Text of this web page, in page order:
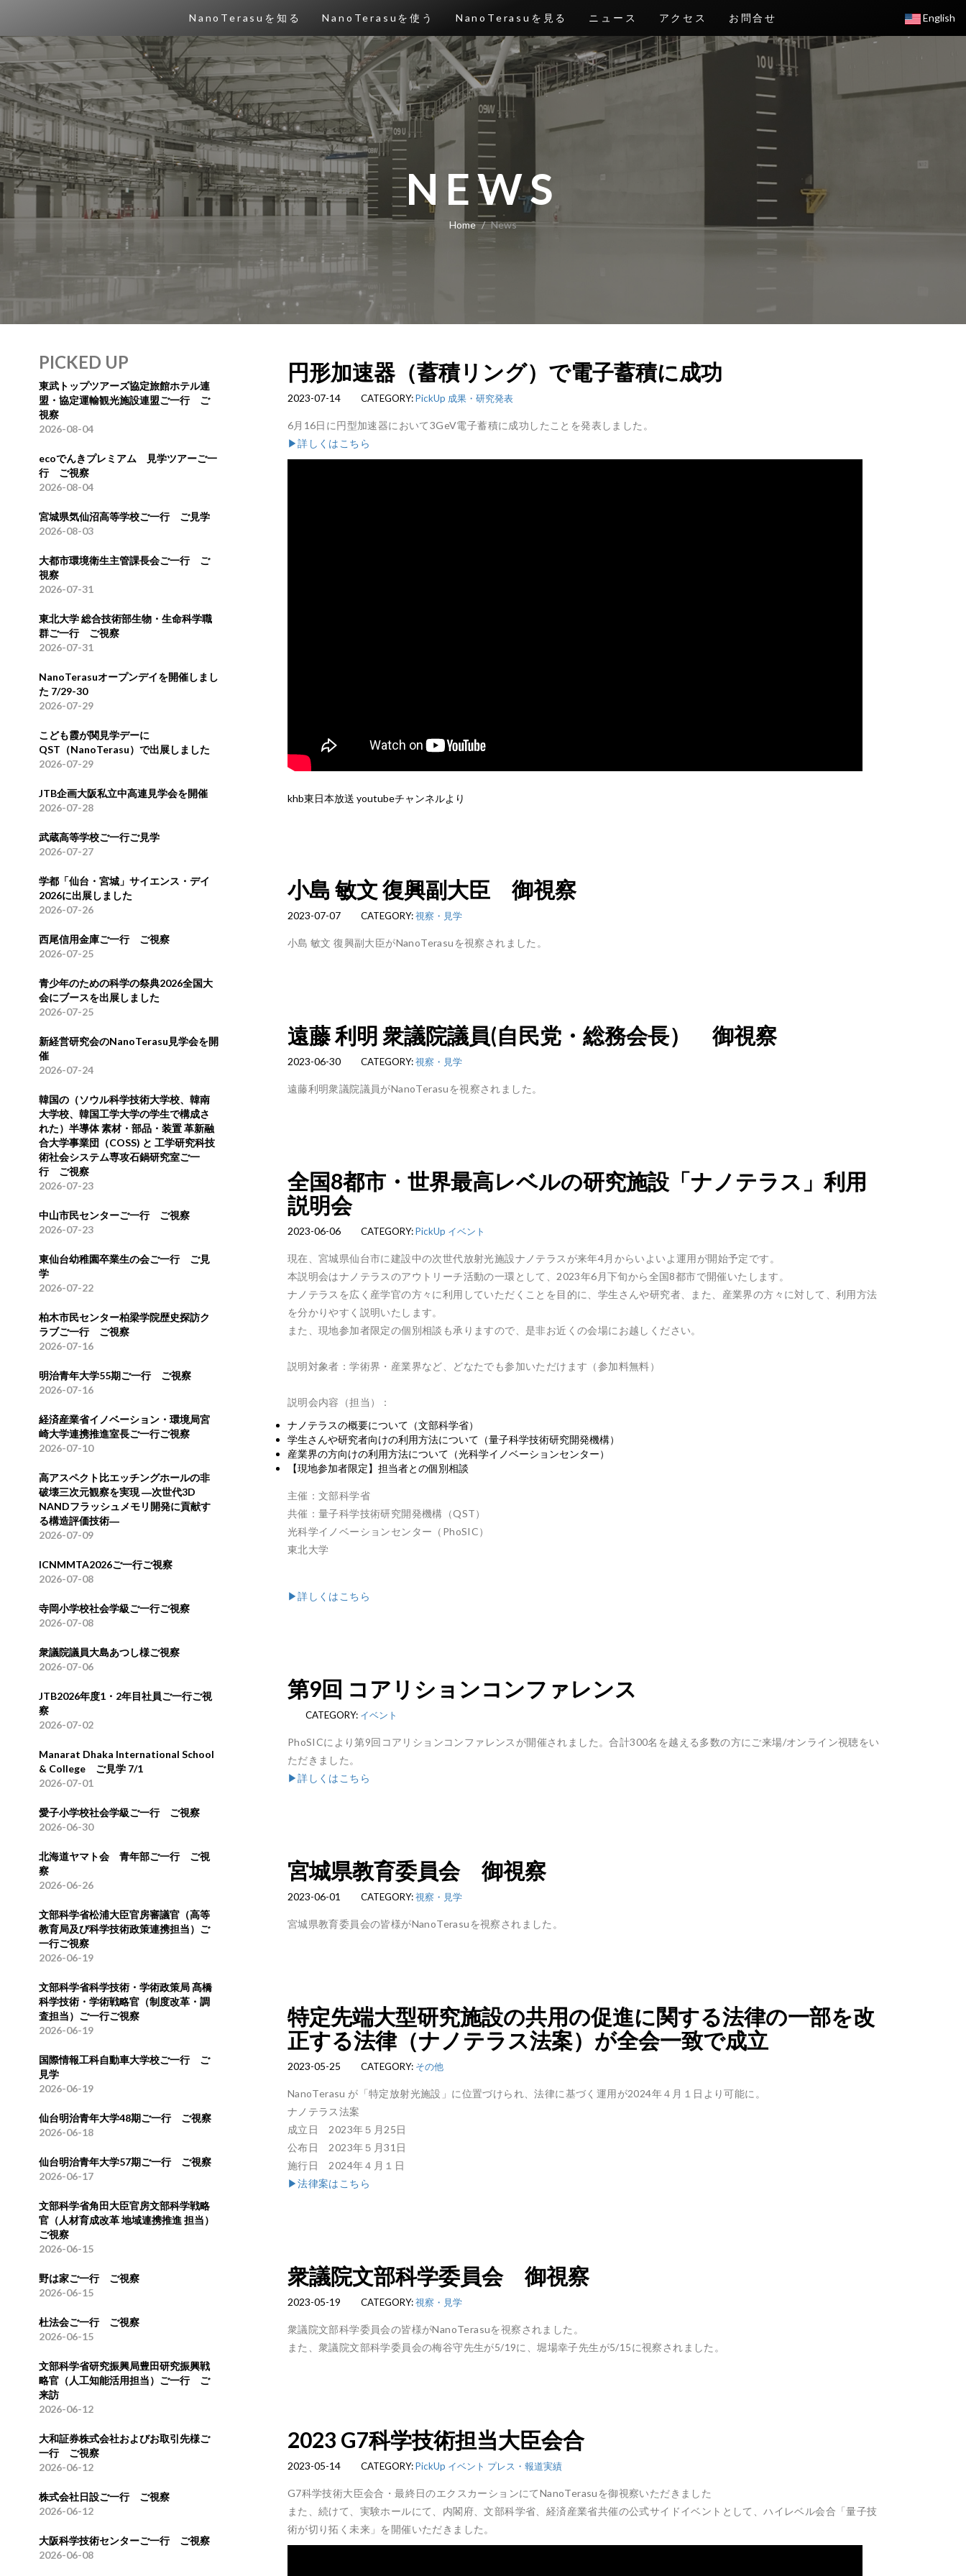
NanoTerasuを知る NanoTerasuを使う NanoTerasuを見る ニュース アクセス お問合せ English
NEWS
Home News
PICKED UP
東武トップツアーズ協定旅館ホテル連
盟・協定運輸観光施設連盟ご一行 ご
視察
2026-08-04
ecoでんきプレミアム 見学ツアーご一
行 ご視察
2026-08-04
宮城県気仙沼高等学校ご一行 ご見学
2026-08-03
大都市環境衛生主管課長会ご一行 ご
視察
2026-07-31
東北大学 総合技術部生物・生命科学職
群ご一行 ご視察
2026-07-31
NanoTerasuオープンデイを開催しまし
た 7/29-30
2026-07-29
こども霞が関見学デーに
QST（NanoTerasu）で出展しました
2026-07-29
JTB企画大阪私立中高連見学会を開催
2026-07-28
武蔵高等学校ご一行ご見学
2026-07-27
学都「仙台・宮城」サイエンス・デイ
2026に出展しました
2026-07-26
西尾信用金庫ご一行 ご視察
2026-07-25
青少年のための科学の祭典2026全国大
会にブースを出展しました
2026-07-25
新経営研究会のNanoTerasu見学会を開
催
2026-07-24
韓国の（ソウル科学技術大学校、韓南
大学校、韓国工学大学の学生で構成さ
れた）半導体 素材・部品・装置 革新融
合大学事業団（COSS) と 工学研究科技
術社会システム専攻石鍋研究室ご一
行 ご視察
2026-07-23
中山市民センターご一行 ご視察
2026-07-23
東仙台幼稚園卒業生の会ご一行 ご見
学
2026-07-22
柏木市民センター柏梁学院歴史探訪ク
ラブご一行 ご視察
2026-07-16
明治青年大学55期ご一行 ご視察
2026-07-16
経済産業省イノベーション・環境局宮
崎大学連携推進室長ご一行ご視察
2026-07-10
高アスペクト比エッチングホールの非
破壊三次元観察を実現 ―次世代3D
NANDフラッシュメモリ開発に貢献す
る構造評価技術―
2026-07-09
ICNMMTA2026ご一行ご視察
2026-07-08
寺岡小学校社会学級ご一行ご視察
2026-07-08
衆議院議員大島あつし様ご視察
2026-07-06
JTB2026年度1・2年目社員ご一行ご視
察
2026-07-02
Manarat Dhaka International School
& College ご見学 7/1
2026-07-01
愛子小学校社会学級ご一行 ご視察
2026-06-30
北海道ヤマト会 青年部ご一行 ご視
察
2026-06-26
文部科学省松浦大臣官房審議官（高等
教育局及び科学技術政策連携担当）ご
一行ご視察
2026-06-19
文部科学省科学技術・学術政策局 髙橋
科学技術・学術戦略官（制度改革・調
査担当）ご一行ご視察
2026-06-19
国際情報工科自動車大学校ご一行 ご
見学
2026-06-19
仙台明治青年大学48期ご一行 ご視察
2026-06-18
仙台明治青年大学57期ご一行 ご視察
2026-06-17
文部科学省角田大臣官房文部科学戦略
官（人材育成改革 地域連携推進 担当）
ご視察
2026-06-15
野は家ご一行 ご視察
2026-06-15
杜法会ご一行 ご視察
2026-06-15
文部科学省研究振興局豊田研究振興戦
略官（人工知能活用担当）ご一行 ご
来訪
2026-06-12
大和証券株式会社およびお取引先様ご
一行 ご視察
2026-06-12
株式会社日設ご一行 ご視察
2026-06-12
大阪科学技術センターご一行 ご視察
2026-06-08
円形加速器（蓄積リング）で電子蓄積に成功
2023-07-14 CATEGORY:PickUp 成果・研究発表
6月16日に円型加速器において3GeV電子蓄積に成功したことを発表しました。
▶詳しくはこちら
khb東日本放送 youtubeチャンネルより
小島 敏文 復興副大臣 御視察
2023-07-07 CATEGORY:視察・見学
小島 敏文 復興副大臣がNanoTerasuを視察されました。
遠藤 利明 衆議院議員(自民党・総務会長） 御視察
2023-06-30 CATEGORY:視察・見学
遠藤利明衆議院議員がNanoTerasuを視察されました。
全国8都市・世界最高レベルの研究施設「ナノテラス」利用
説明会
2023-06-06 CATEGORY:PickUp イベント
現在、宮城県仙台市に建設中の次世代放射光施設ナノテラスが来年4月からいよいよ運用が開始予定です。
本説明会はナノテラスのアウトリーチ活動の一環として、2023年6月下旬から全国8都市で開催いたします。
ナノテラスを広く産学官の方々に利用していただくことを目的に、学生さんや研究者、また、産業界の方々に対して、利用方法
を分かりやすく説明いたします。
また、現地参加者限定の個別相談も承りますので、是非お近くの会場にお越しください。
説明対象者：学術界・産業界など、どなたでも参加いただけます（参加料無料）
説明会内容（担当）：
ナノテラスの概要について（文部科学省）
学生さんや研究者向けの利用方法について（量子科学技術研究開発機構）
産業界の方向けの利用方法について（光科学イノベーションセンター）
【現地参加者限定】担当者との個別相談
主催：文部科学省
共催：量子科学技術研究開発機構（QST）
光科学イノベーションセンター（PhoSIC）
東北大学
▶詳しくはこちら
第9回 コアリションコンファレンス
CATEGORY: イベント
PhoSICにより第9回コアリションコンファレンスが開催されました。合計300名を越える多数の方にご来場/オンライン視聴をい
ただきました。
▶詳しくはこちら
宮城県教育委員会 御視察
2023-06-01 CATEGORY:視察・見学
宮城県教育委員会の皆様がNanoTerasuを視察されました。
特定先端大型研究施設の共用の促進に関する法律の一部を改
正する法律（ナノテラス法案）が全会一致で成立
2023-05-25 CATEGORY: その他
NanoTerasu が「特定放射光施設」に位置づけられ、法律に基づく運用が2024年４月１日より可能に。
ナノテラス法案
成立日 2023年５月25日
公布日 2023年５月31日
施行日 2024年４月１日
▶法律案はこちら
衆議院文部科学委員会 御視察
2023-05-19 CATEGORY:視察・見学
衆議院文部科学委員会の皆様がNanoTerasuを視察されました。
また、衆議院文部科学委員会の梅谷守先生が5/19に、堀場幸子先生が5/15に視察されました。
2023 G7科学技術担当大臣会合
2023-05-14 CATEGORY:PickUp イベント プレス・報道実績
G7科学技術大臣会合・最終日のエクスカーションにてNanoTerasuを御視察いただきました
また、続けて、実験ホールにて、内閣府、文部科学省、経済産業省共催の公式サイドイベントとして、ハイレベル会合「量子技
術が切り拓く未来」を開催いただきました。